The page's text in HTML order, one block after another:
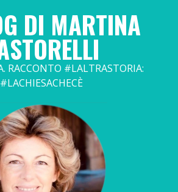
DI MARTINA
RACCONTO #LALTRASTORIA:
#LACHIESACHECÈ